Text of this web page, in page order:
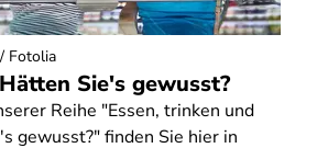
Sie's gewusst?
Reihe "Essen, trinken und
gewusst?" finden Sie hier in
Fotolia